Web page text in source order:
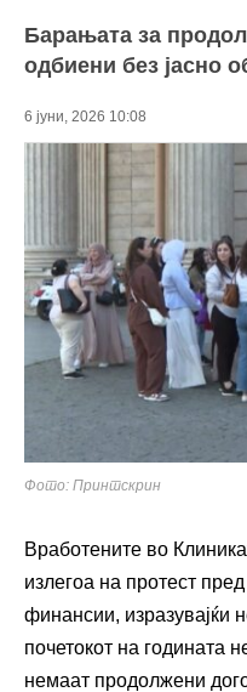
Барањата за
одбиени без јасно
6 јуни, 2026 10:08
Фото: Принтскрин
Вработените во
излегоа на протест
финансии, изразувајќи
почетокот на годината
немаат продолжени